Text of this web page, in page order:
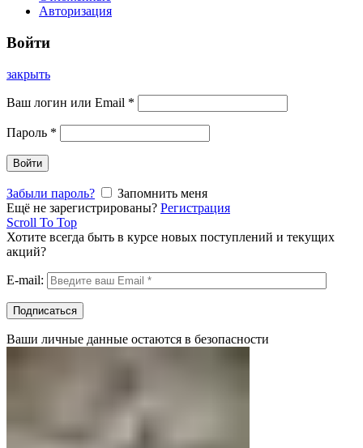
Авторизация
Войти
закрыть
Ваш логин или Email *
Пароль *
Войти
Забыли пароль?
Запомнить меня
Ещё не зарегистрированы? Регистрация
Scroll To Top
Хотите всегда быть в курсе новых поступлений и текущих
акций?
E-mail:
Ваши личные данные остаются в безопасности